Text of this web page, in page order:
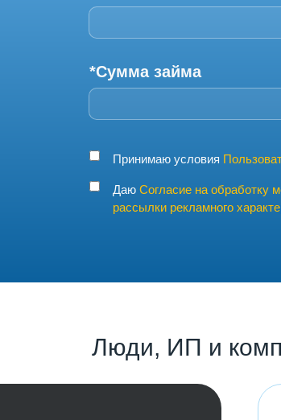
*Сумма займа
Принимаю условия
Даю Согласие на обработку
рассылки рекламного
Люди, ИП и